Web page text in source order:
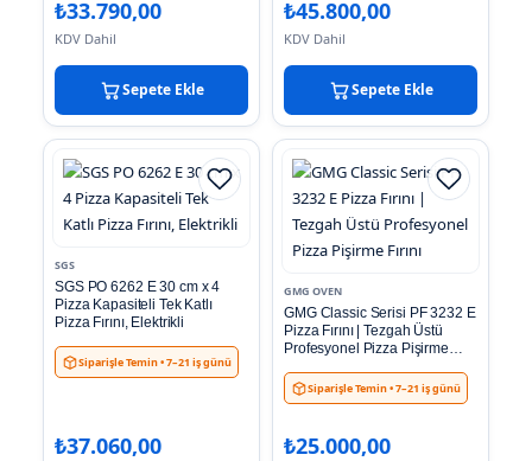
₺33.790,00
KDV Dahil
Sepete Ekle
₺45.800,00
KDV Dahil
Sepete Ekle
SGS
SGS PO 6262 E 30 cm x 4
Pizza Kapasiteli Tek Katlı
Pizza Fırını, Elektrikli
Siparişle Temin• 7–21 iş günü
₺37.060,00
GMG OVEN
GMG Classic Serisi PF 3232 E
Pizza Fırını | Tezgah Üstü
Profesyonel Pizza Pişirme
Siparişle Temin• 7–21 iş günü
₺25.000,00